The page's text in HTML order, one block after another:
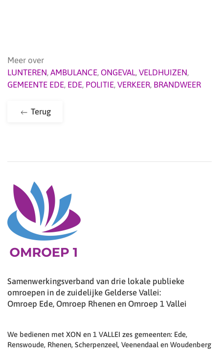
Meer over
LUNTEREN, AMBULANCE, ONGEVAL, VELDHUIZEN,
GEMEENTE EDE, EDE, POLITIE, VERKEER, BRANDWEER
Terug
Samenwerkingsverband van drie lokale publieke
omroepen in de zuidelijke Gelderse Vallei:
Omroep Ede, Omroep Rhenen en Omroep 1 Vallei
We bedienen met XON en 1 VALLEI zes gemeenten: Ede,
Renswoude, Rhenen, Scherpenzeel, Veenendaal en Woudenberg